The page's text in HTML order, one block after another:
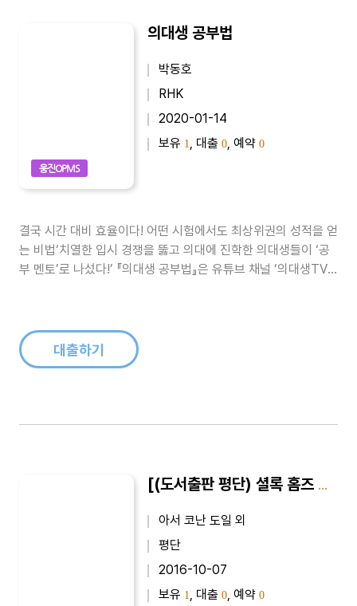
웅진OPMS
의대생 공부법
박동호
RHK
2020-01-14
보유 1, 대출 0, 예약 0
결국 시간 대비 효율이다! 어떤 시험에서도 최상위권의 성적을 얻
는 비법‘치열한 입시 경쟁을 뚫고 의대에 진학한 의대생들이 ‘공
부 멘토’로 나섰다!’ 『의대생 공부법』은 유튜브 채널 ‘의대생TV’
채널 ‘의대생 TV’에서 미처 영상으로 보여주지 못한 체계적 공부
법을 꼼꼼..대출하기
[(도서출판 평단) 셜록 홈즈 전집 1-1권] SHERLOCK HOLMES｜주홍색 연구 : 최신 완역본
아서 코난 도일 외
평단
2016-10-07
보유 1, 대출 0, 예약 0